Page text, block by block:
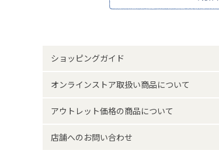
ｰｰｰｰｰｰｰｰｰｰｰｰｰｰｰｰｰｰ
素材・原材料 レーヨン
原産国
ショッピングガイド
オンラインストア取扱い商品について
アウトレット価格の商品について
店舗へのお問い合わせ